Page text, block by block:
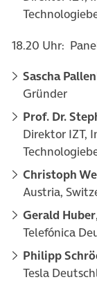
18.20 Uhr:
Sascha
Gründer
Prof. Dr.
Direktor IZT,
Christoph
Austria,
Gerald Huber
Telefónica
Philipp
Tesla